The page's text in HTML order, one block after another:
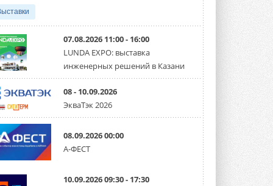
свой специальный перечень Covered ...
31 ИЮЛЯ 2026
Уже через месяц в России
можно будет устанавливать
солнечные панели в МКД
С 1 сентября снимается запрет на
микрогенерацию в многоквартирных ...
30 ИЮЛЯ 2026
Канальные вентиляторы с ЕС-
двигателями Sysimple TRS EC
Poti
30 ИЮЛЯ 2026
07.08.2026 11:00 - 16:00
LUNDA EXPO: выставка
инженерных решений в Казани
08 - 10.09.2026
ЭкваТэк 2026
08.09.2026 00:00
А-ФЕСТ
10.09.2026 09:30 - 17:30